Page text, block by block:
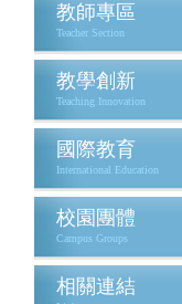
教師專區
Teacher Section
教學創新
Teaching Innovation
國際教育
International Education
校園團體
Campus Groups
相關連結